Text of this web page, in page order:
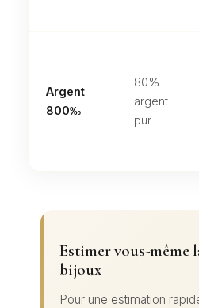
Argent
800‰
80%
argent
pur
Estimer vous-même
bijoux
Pour une estimation